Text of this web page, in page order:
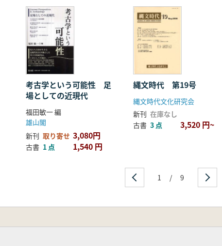
考古学という可能性 足
場としての近現代
福田敏一 編
雄山閣
新刊 取り寄せ 3,080円
古書 1 点 1,540 円
縄文時代 第19号
縄文時代文化研究会
新刊 在庫なし
古書 3 点 3,520 円~
1 / 9